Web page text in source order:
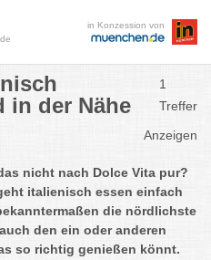
in Konzession von
in der Nähe
1
Treffer
Anzeigen
nicht nach Dolce Vita pur?
italienisch essen einfach
die nördlichste
den ein oder anderen
so richtig genießen könnt.